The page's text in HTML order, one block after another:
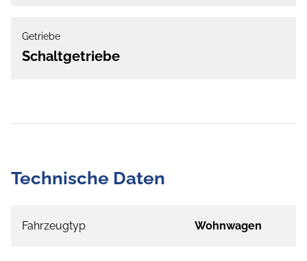
Getriebe
Schaltgetriebe
Technische Daten
Fahrzeugtyp Wohnwagen